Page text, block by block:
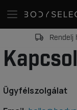
Rendelj
Ügyfélszolgálat